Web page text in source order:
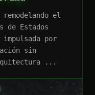
el
de Estados
por
sin
...